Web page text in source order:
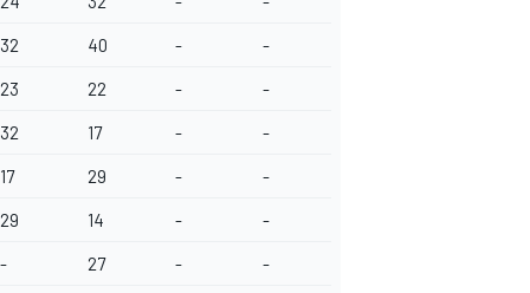
32 40 - -
23 22 - -
32 17 - -
17 29 - -
29 14 - -
- 27 - -